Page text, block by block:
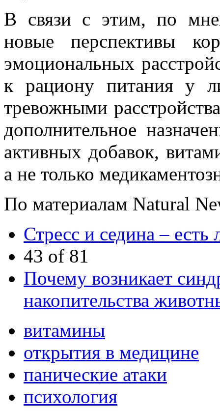
В связи с этим, по
новые перспективы
эмоциональных
к рациону питания у
тревожными
дополнительное
активных добавок,
а не только
По материалам Natural
Стресс и седина – есть
43 of 81
Почему возникает
накопительства
витамины
открытия в медицине
панические атаки
психология